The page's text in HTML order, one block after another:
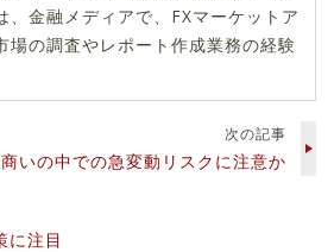
、金融メディアで、FXマーケットア
場の調査やレポート作成業務の経験
に注目
次の記事
いの中での急変動リスクに注意か